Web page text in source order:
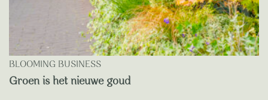
BLOOMING BUSINESS
Groen is het nieuwe goud